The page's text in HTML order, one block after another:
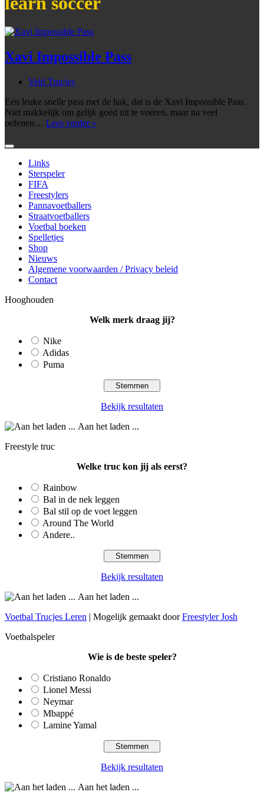
Xavi Impossible Pass
Veld Trucjes
Een leuke snelle pass met de hak, dat is de Xavi Impossible Pass.
Niet makkelijk om gelijk goed uit te voeren, maar na veel
oefenen… Lees verder »
Links
Sterspeler
FIFA
Freestylers
Pannavoetballers
Straatvoetballers
Voetbal boeken
Spelletjes
Shop
Nieuws
Algemene voorwaarden / Privacy beleid
Contact
Hooghouden
Welk merk draag jij?
Nike
Adidas
Puma
Bekijk resultaten
Aan het laden ...
Freestyle truc
Welke truc kon jij als eerst?
Rainbow
Bal in de nek leggen
Bal stil op de voet leggen
Around The World
Andere..
Bekijk resultaten
Aan het laden ...
Voetbal Trucjes Leren | Mogelijk gemaakt doorFreestyler Josh
Voetbalspeler
Wie is de beste speler?
Cristiano Ronaldo
Lionel Messi
Neymar
Mbappé
Lamine Yamal
Bekijk resultaten
Aan het laden ...